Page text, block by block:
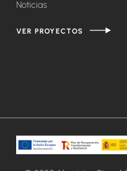
Noticias
VER PROYECTOS